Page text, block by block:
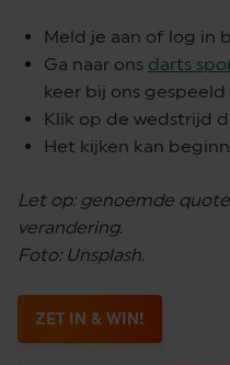
Meld je aan of log in
Ga naar ons darts
keer bij ons
Klik op de wedstrijd
Het kijken kan
Let op: genoemde
verandering.
Foto: Unsplash.
ZET IN & WIN!